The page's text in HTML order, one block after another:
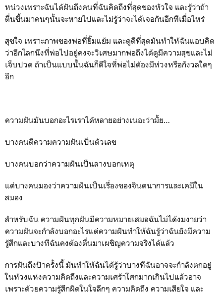
หน่วงเพราะฉันได้ฝันถึงคนที่ฉันคิดถึงที่สุดของหัวใจ และรู้ว่าถ้า
ตื่นขึ้นมาคนๆนั้นจะหายไปและไม่รู้ว่าจะได้เจอกันอีกทีเมื่อไหร่
สุขใจ เพราะภาพของพ่อที่ยิ้มแย้ม และดูดีที่สุดมันทำให้ฉันแอบคิด
ว่าอีกโลกนึงที่พ่อไปอยู่คงจะวิเศษมากพ่อถึงได้ดูมีความสุขและไม่
เจ็บปวด ถ้าเป็นแบบนั้นฉันก็ดีใจที่พ่อไม่ต้องมีห่วงหรือกังวลใดๆ
อีก
ความฝันมันบอกอะไรเราได้หลายอย่างเนอะว่ามั้ย…
บางคนตีความความฝันเป็นตัวเลข
บางคนบอกว่าความฝันเป็นลางบอกเหตุ
แต่บางคนมองว่าความฝันเป็นเรื่องของจินตนาการและเคมีใน
สมอง
สำหรับฉัน ความฝันทุกฝันมีความหมายเสมอฉันไม่ได้งมงายว่า
ความฝันจะกำลังบอกอะไรแต่ความฝันทำให้ฉันรู้ว่าฉันยังมีความ
รู้สึกและบางทีฉันคงต้องตื่นมาเผชิญความจริงได้แล้ว
การฝันถึงป๊าครั้งนี้ มันทำให้ฉันได้รู้ว่าบางทีฉันอาจจะกำลังตกอยู่
ในห้วงแห่งความคิดถึงและความเศร้าโศกมากเกินไปแล้วอาจ
เพราะด้วยความรู้สึกผิดในใจลึกๆ ความคิดถึง ความเสียใจ และ